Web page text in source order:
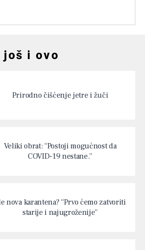
i ovo
Prirodno čišćenje jetre i žuči
Veliki obrat: “Postoji mogućnost da
COVID-19 nestane.”
nova karantena? “Prvo ćemo zatvoriti
starije i najugroženije”